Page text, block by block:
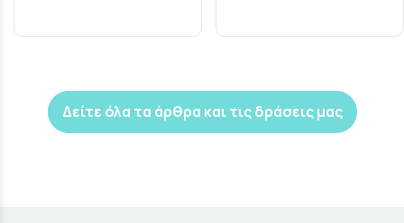
Δείτε όλα τα άρθρα και τις δράσεις μας